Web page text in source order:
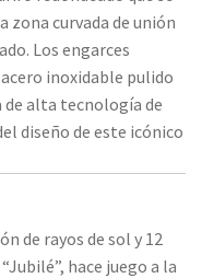
zona curvada de unión
Los engarces
inoxidable pulido
de alta tecnología de
diseño de este icónico
de rayos de sol y 12
hace juego a la